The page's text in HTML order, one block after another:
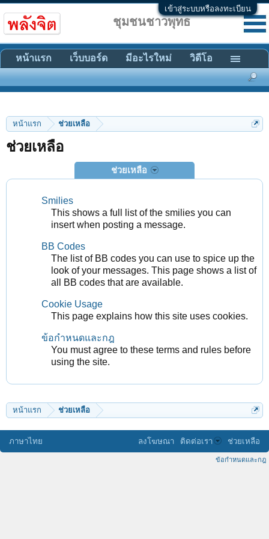
เข้าสู่ระบบหรือลงทะเบียน
หน้าแรก ช่วยเหลือ
ช่วยเหลือ
ช่วยเหลือ
Smilies
This shows a full list of the smilies you can
insert when posting a message.
BB Codes
The list of BB codes you can use to spice up the
look of your messages. This page shows a list of
all BB codes that are available.
Cookie Usage
This page explains how this site uses cookies.
ข้อกำหนดและกฎ
You must agree to these terms and rules before
using the site.
หน้าแรก ช่วยเหลือ
ชุมชนชาวพุทธ
หน้าแรก เว็บบอร์ด มีอะไรใหม่ วิดีโอ
ภาษาไทย ลงโฆษณา ติดต่อเรา ช่วยเหลือ
ข้อกำหนดและกฎ